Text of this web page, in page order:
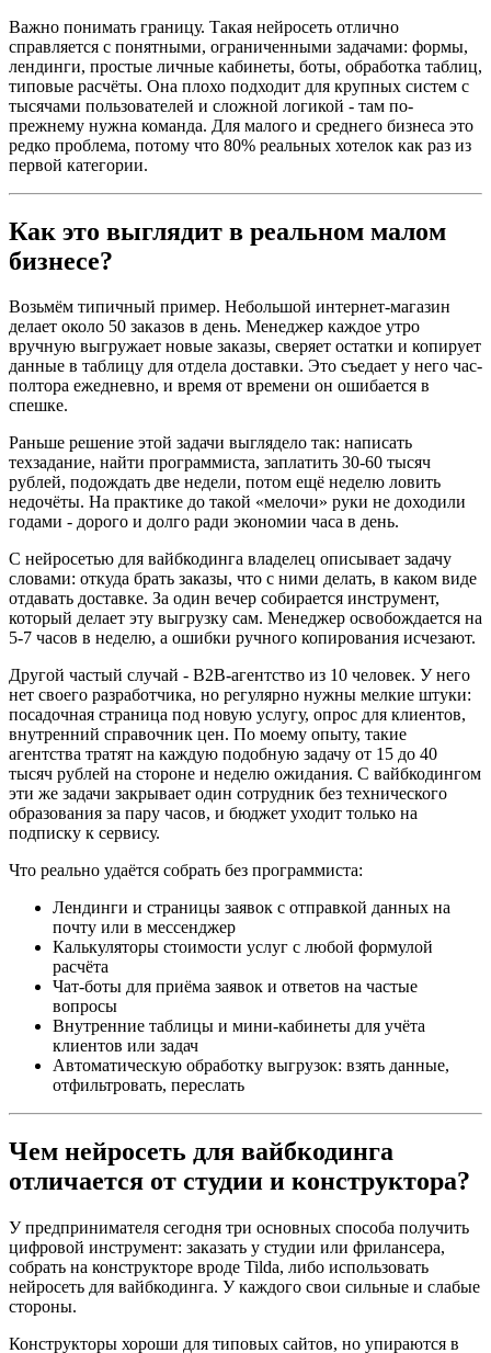
Важно понимать границу. Такая нейросеть отлично
справляется с понятными, ограниченными задачами: формы,
лендинги, простые личные кабинеты, боты, обработка таблиц,
типовые расчёты. Она плохо подходит для крупных систем с
тысячами пользователей и сложной логикой - там по-
прежнему нужна команда. Для малого и среднего бизнеса это
редко проблема, потому что 80% реальных хотелок как раз из
первой категории.
Как это выглядит в реальном малом
бизнесе?
Возьмём типичный пример. Небольшой интернет-магазин
делает около 50 заказов в день. Менеджер каждое утро
вручную выгружает новые заказы, сверяет остатки и копирует
данные в таблицу для отдела доставки. Это съедает у него час-
полтора ежедневно, и время от времени он ошибается в
спешке.
Раньше решение этой задачи выглядело так: написать
техзадание, найти программиста, заплатить 30-60 тысяч
рублей, подождать две недели, потом ещё неделю ловить
недочёты. На практике до такой «мелочи» руки не доходили
годами - дорого и долго ради экономии часа в день.
С нейросетью для вайбкодинга владелец описывает задачу
словами: откуда брать заказы, что с ними делать, в каком виде
отдавать доставке. За один вечер собирается инструмент,
который делает эту выгрузку сам. Менеджер освобождается на
5-7 часов в неделю, а ошибки ручного копирования исчезают.
Другой частый случай - B2B-агентство из 10 человек. У него
нет своего разработчика, но регулярно нужны мелкие штуки:
посадочная страница под новую услугу, опрос для клиентов,
внутренний справочник цен. По моему опыту, такие
агентства тратят на каждую подобную задачу от 15 до 40
тысяч рублей на стороне и неделю ожидания. С вайбкодингом
эти же задачи закрывает один сотрудник без технического
образования за пару часов, и бюджет уходит только на
подписку к сервису.
Что реально удаётся собрать без программиста:
Лендинги и страницы заявок с отправкой данных на
почту или в мессенджер
Калькуляторы стоимости услуг с любой формулой
расчёта
Чат-боты для приёма заявок и ответов на частые
вопросы
Внутренние таблицы и мини-кабинеты для учёта
клиентов или задач
Автоматическую обработку выгрузок: взять данные,
отфильтровать, переслать
Чем нейросеть для вайбкодинга
отличается от студии и конструктора?
У предпринимателя сегодня три основных способа получить
цифровой инструмент: заказать у студии или фрилансера,
собрать на конструкторе вроде Tilda, либо использовать
нейросеть для вайбкодинга. У каждого свои сильные и слабые
стороны.
Конструкторы хороши для типовых сайтов, но упираются в